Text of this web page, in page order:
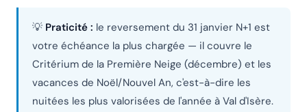
💡 Praticité : le reversement du 31 janvier N+1 est
votre échéance la plus chargée — il couvre le
Critérium de la Première Neige (décembre) et les
vacances de Noël/Nouvel An, c'est-à-dire les
nuitées les plus valorisées de l'année à Val d'Isère.